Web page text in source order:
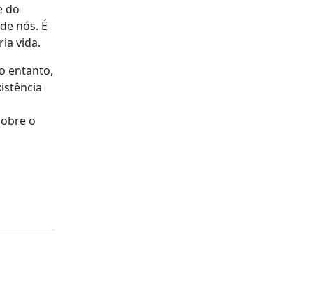
do
nós. É
vida.
entanto,
o